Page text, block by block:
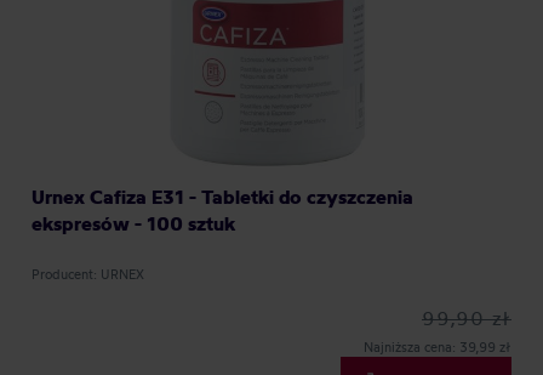
Urnex Cafiza E31 - Tabletki do czyszczenia
ekspresów - 100 sztuk
Producent: URNEX
99,90 zł
Najniższa cena: 39,99 zł